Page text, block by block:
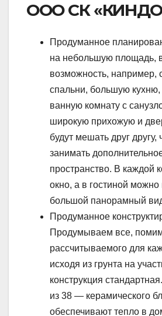
ООО СК
Продуманное
на небольшую площадь,
возможность, например,
спальни, большую кухню,
ванную комнату с
широкую прихожую и
будут мешать друг
занимать
пространство. В каждой
окно, а в гостиной можно
большой панорамный
Продуманное
Продумываем все,
рассчитываемого для
исходя из грунта на
конструкция
из 38 — керамического
обеспечивают тепло в